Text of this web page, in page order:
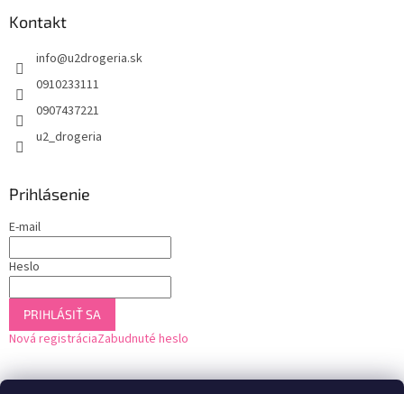
Kontakt
info@u2drogeria.sk
0910233111
0907437221
u2_drogeria
Prihlásenie
E-mail
Heslo
PRIHLÁSIŤ SA
Nová registráciaZabudnuté heslo